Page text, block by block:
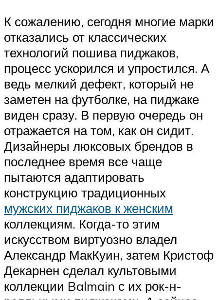
К сожалению, сегодня многие марки
отказались от классических
технологий пошива пиджаков,
процесс ускорился и упростился. А
ведь мелкий дефект, который не
заметен на футболке, на пиджаке
виден сразу. В первую очередь он
отражается на том, как он сидит.
Дизайнеры люксовых брендов в
последнее время все чаще
пытаются адаптировать
конструкцию традиционных
мужских пиджаков к женским
коллекциям. Когда-то этим
искусством виртуозно владел
Александр МакКуин, затем Кристоф
Декарнен сделал культовыми
коллекции Balmain с их рок-н-